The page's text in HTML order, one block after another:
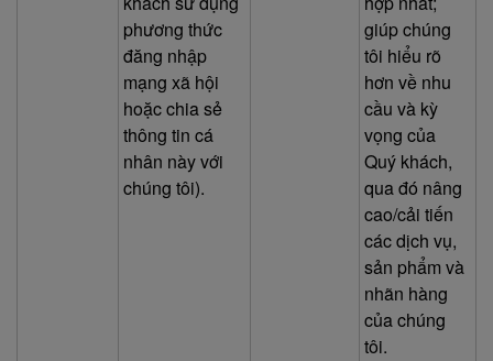
phương thức
đăng nhập
mạng xã hội
hoặc chia sẻ
thông tin cá
nhân này với
chúng tôi).
giúp chúng
tôi hiểu rõ
hơn về nhu
cầu và kỳ
vọng của
Quý khách,
qua đó nâng
cao/cải tiến
các dịch vụ,
sản phẩm và
nhãn hàng
của chúng
tôi.